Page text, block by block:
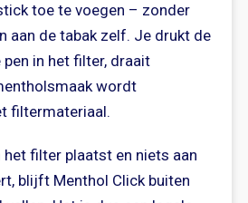
toe te voegen – zonder
aan de tabak zelf. Je drukt de
in het filter, draait
wordt
filtermateriaal.
filter plaatst en niets aan
blijft Menthol Click buiten